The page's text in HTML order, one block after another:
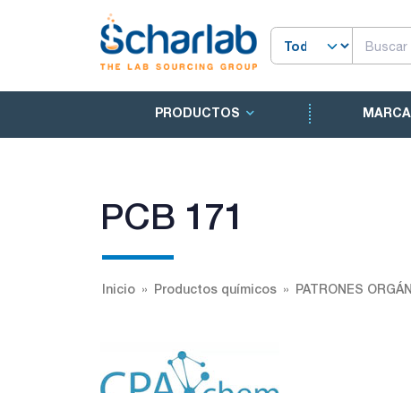
PRODUCTOS
PCB 171
Inicio Productos químicos PATRONES